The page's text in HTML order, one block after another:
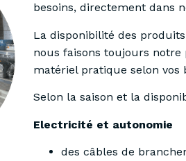
besoins, directement dans
La disponibilité des
nous faisons toujours
matériel pratique selon vos
Selon la saison et la
Electricité et autonomie
des câbles de